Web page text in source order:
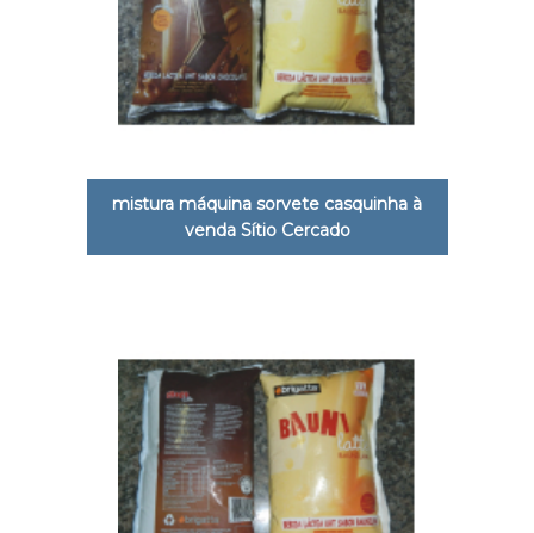
mistura máquina sorvete casquinha à
venda Sítio Cercado